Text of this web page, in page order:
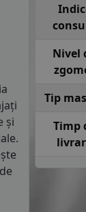
și
Nivel
Tip
Timp